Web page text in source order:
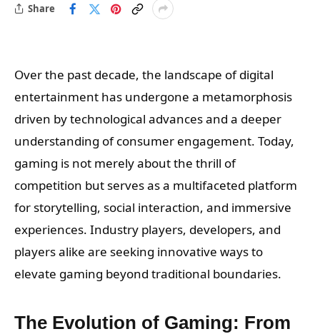
Share
Over the past decade, the landscape of digital
entertainment has undergone a metamorphosis
driven by technological advances and a deeper
understanding of consumer engagement. Today,
gaming is not merely about the thrill of
competition but serves as a multifaceted platform
for storytelling, social interaction, and immersive
experiences. Industry players, developers, and
players alike are seeking innovative ways to
elevate gaming beyond traditional boundaries.
The Evolution of Gaming: From